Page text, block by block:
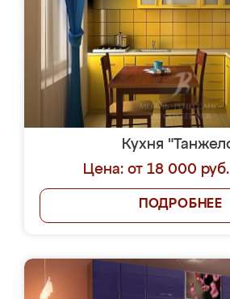
Кухня
Цена: от 18 000
ПОДРОБНЕЕ